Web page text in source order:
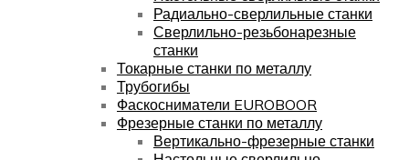
Радиально-сверлильные станки
Сверлильно-резьбонарезные
станки
Токарные станки по металлу
Трубогибы
Фаскосниматели EUROBOOR
Фрезерные станки по металлу
Вертикально-фрезерные станки